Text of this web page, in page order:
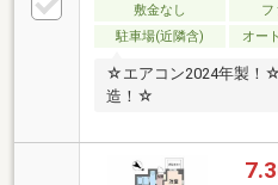
敷金なし フ
駐車場(近隣含)
オー
☆エアコン2024年製！
造！☆